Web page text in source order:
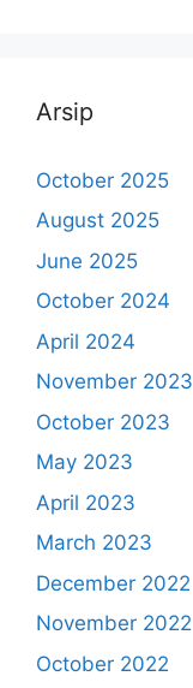
Arsip
October 2025
August 2025
June 2025
October 2024
April 2024
November 2023
October 2023
May 2023
April 2023
March 2023
December 2022
November 2022
October 2022